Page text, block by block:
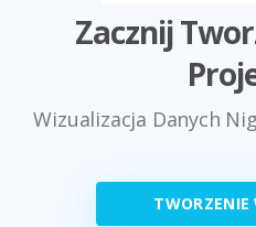
Zacznij
Wizualizacja Danych
TWORZENIE